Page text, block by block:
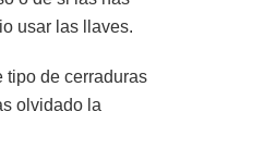
usar las llaves.
tipo de cerraduras
olvidado la